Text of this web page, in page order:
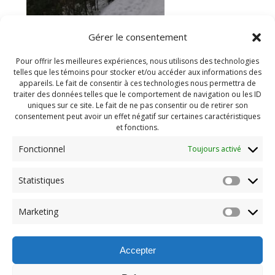
Gérer le consentement
Pour offrir les meilleures expériences, nous utilisons des technologies
telles que les témoins pour stocker et/ou accéder aux informations des
appareils. Le fait de consentir à ces technologies nous permettra de
traiter des données telles que le comportement de navigation ou les ID
uniques sur ce site. Le fait de ne pas consentir ou de retirer son
consentement peut avoir un effet négatif sur certaines caractéristiques
et fonctions.
Fonctionnel Toujours activé
Statistiques
Marketing
Accepter
Navigation
de
l'article
Previous
Camp hiver 2025 (34)